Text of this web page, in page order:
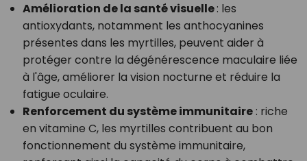
Amélioration de la santé visuelle: les
antioxydants, notamment les anthocyanines
présentes dans les myrtilles, peuvent aider à
protéger contre la dégénérescence maculaire liée
à l'âge, améliorer la vision nocturne et réduire la
fatigue oculaire.
Renforcement du système immunitaire: riche
en vitamine C, les myrtilles contribuent au bon
fonctionnement du système immunitaire,